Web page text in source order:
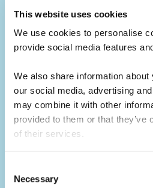
This website uses cookies
We use cookies to personalise
provide social media features
We also share information
our social media, advertising
may combine it with other
provided to them or that they’ve
of their services.
Selection
Necessary
trabajo tradicional de
lo que te hará un gran
Desarrolla tus
El campamento de
constructor de